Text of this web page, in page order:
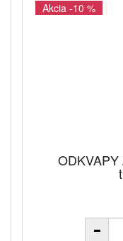
Akcia -10 %